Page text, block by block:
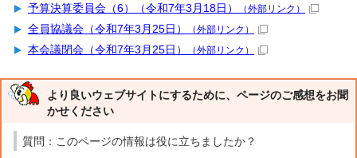
予算決算委員会（6）（令和7年3月18日） （外部リンク）
全員協議会（令和7年3月25日） （外部リンク）
本会議閉会（令和7年3月25日） （外部リンク）
より良いウェブサイトにするために、ページのご感想をお聞
かせください
質問：このページの情報は役に立ちましたか？